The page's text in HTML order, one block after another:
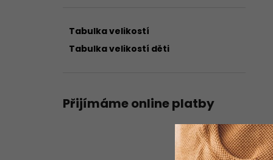
Tabulka velikostí
Tabulka velikostí děti
Přijímáme online platby